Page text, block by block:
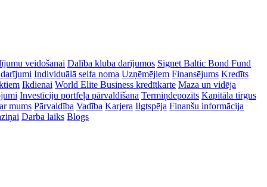
veidošanai Dalība kluba darījumos Signet Baltic Bond Fund
Individuālā seifa noma Uzņēmējiem Finansējums Kredīts
Ikdienai World Elite Business kredītkarte Maza un vidēja
Investīciju portfeļa pārvaldīšana Termiņdepozīts Kapitāla tirgus
mums Pārvaldība Vadība Karjera Ilgtspēja Finanšu informācija
Darba laiks Blogs